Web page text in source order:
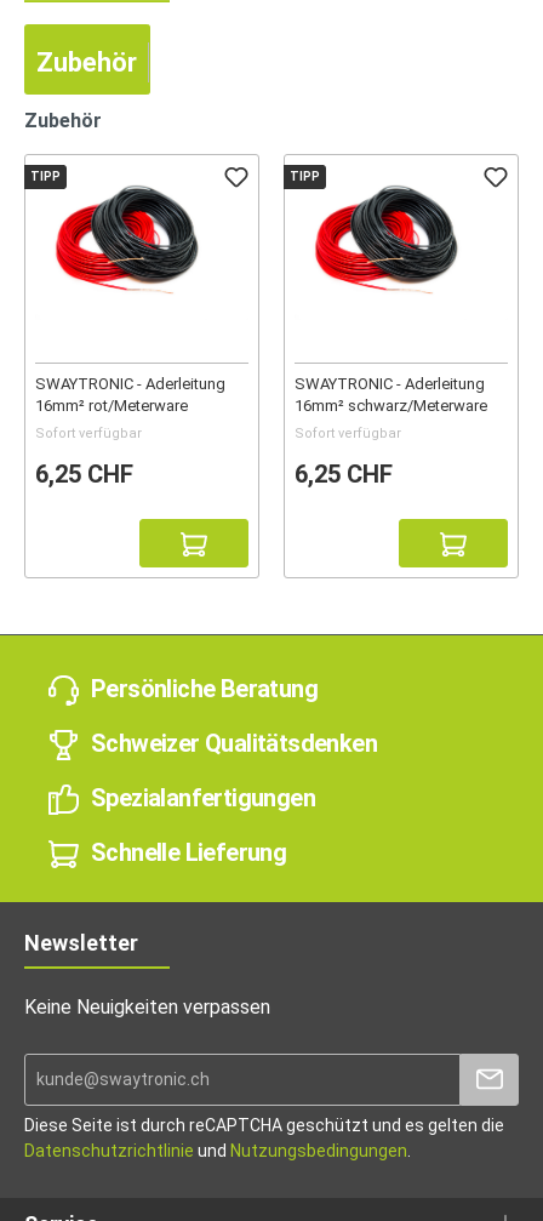
Zubehör
Zubehör
TIPP
SWAYTRONIC - Aderleitung
16mm² rot/Meterware
Sofort verfügbar
6,25 CHF
TIPP
SWAYTRONIC - Aderleitung
16mm² schwarz/Meterware
Sofort verfügbar
6,25 CHF
Persönliche Beratung
Schweizer Qualitätsdenken
Spezialanfertigungen
Schnelle Lieferung
Newsletter
Keine Neuigkeiten verpassen
Diese Seite ist durch reCAPTCHA geschützt und es gelten die
Datenschutzrichtlinie und Nutzungsbedingungen